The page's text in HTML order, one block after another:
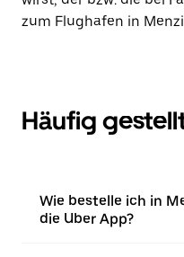
zum Flughafen in
Häufig
Wie bestelle ich in
die Uber App?